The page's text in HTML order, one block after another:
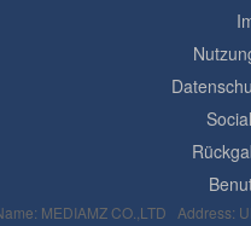
MEDIAMZ CO.,LTD Address: